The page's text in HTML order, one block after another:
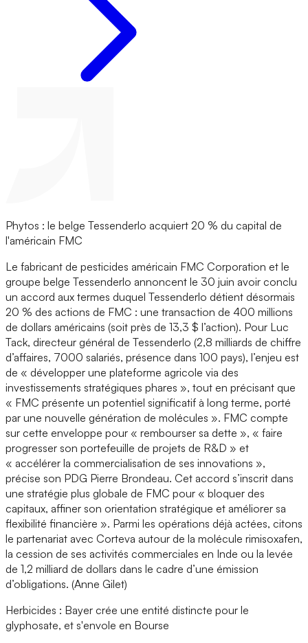
Phytos : le belge Tessenderlo acquiert 20 % du capital de
l'américain FMC
Le fabricant de pesticides américain FMC Corporation et le
groupe belge Tessenderlo annoncent le 30 juin avoir conclu
un accord aux termes duquel Tessenderlo détient désormais
20 % des actions de FMC : une transaction de 400 millions
de dollars américains (soit près de 13,3 $ l’action). Pour Luc
Tack, directeur général de Tessenderlo (2,8 milliards de chiffre
d’affaires, 7000 salariés, présence dans 100 pays), l’enjeu est
de « développer une plateforme agricole via des
investissements stratégiques phares », tout en précisant que
« FMC présente un potentiel significatif à long terme, porté
par une nouvelle génération de molécules ». FMC compte
sur cette enveloppe pour « rembourser sa dette », « faire
progresser son portefeuille de projets de R&D » et
« accélérer la commercialisation de ses innovations »,
précise son PDG Pierre Brondeau. Cet accord s’inscrit dans
une stratégie plus globale de FMC pour « bloquer des
capitaux, affiner son orientation stratégique et améliorer sa
flexibilité financière ». Parmi les opérations déjà actées, citons
le partenariat avec Corteva autour de la molécule rimisoxafen,
la cession de ses activités commerciales en Inde ou la levée
de 1,2 milliard de dollars dans le cadre d’une émission
d’obligations. (Anne Gilet)
Herbicides : Bayer crée une entité distincte pour le
glyphosate, et s'envole en Bourse